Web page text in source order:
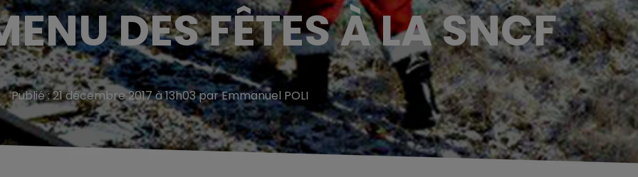
DES FÊTES À LA SNCF
Publié : 21 décembre 2017 à 13h03 par Emmanuel POLI